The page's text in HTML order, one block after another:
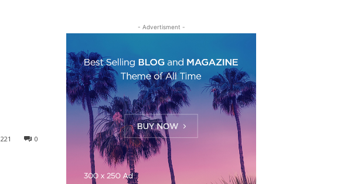
0
221
- Advertisment -